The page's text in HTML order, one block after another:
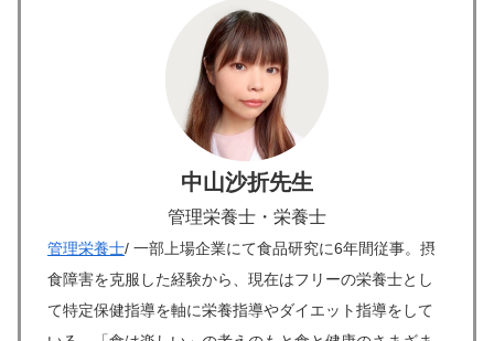
中山沙折先生
管理栄養士・栄養士
管理栄養士/ 一部上場企業にて食品研究に6年間従事。摂
食障害を克服した経験から、現在はフリーの栄養士とし
て特定保健指導を軸に栄養指導やダイエット指導をして